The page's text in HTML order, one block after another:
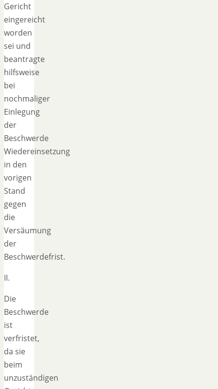
Gericht
eingereicht
worden
sei und
beantragte
hilfsweise
bei
nochmaliger
Einlegung
der
Beschwerde
Wiedereinsetzung
in den
vorigen
Stand
gegen
die
Versäumung
der
Beschwerdefrist.
II.
Die
Beschwerde
ist
verfristet,
da sie
beim
unzuständigen